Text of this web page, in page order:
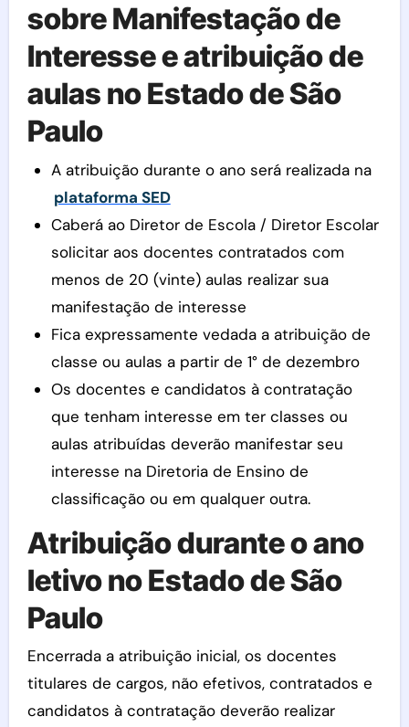
sobre Manifestação de
Interesse e atribuição de
aulas no Estado de São
Paulo
A atribuição durante o ano será realizada na
plataforma SED
Caberá ao Diretor de Escola / Diretor Escolar
solicitar aos docentes contratados com
menos de 20 (vinte) aulas realizar sua
manifestação de interesse
Fica expressamente vedada a atribuição de
classe ou aulas a partir de 1° de dezembro
Os docentes e candidatos à contratação
que tenham interesse em ter classes ou
aulas atribuídas deverão manifestar seu
interesse na Diretoria de Ensino de
classificação ou em qualquer outra.
Atribuição durante o ano
letivo no Estado de São
Paulo
Encerrada a atribuição inicial, os docentes
titulares de cargos, não efetivos, contratados e
candidatos à contratação deverão realizar